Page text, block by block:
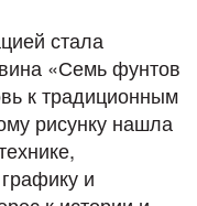
стала
«Семь фунтов
к традиционным
рисунку нашла
и